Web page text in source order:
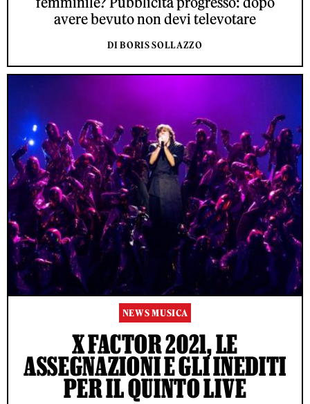
avere bevuto non devi televotare
DI BORIS SOLLAZZO
NEWS MUSICA
X FACTOR 2021, LE
ASSEGNAZIONI E GLI INEDITI
PER IL QUINTO LIVE